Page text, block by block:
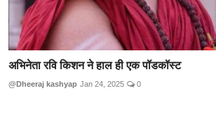
अभिनेता रवि किशन ने हाल ही एक पॉडकॉस्ट
@Dheeraj kashyap Jan 24, 2025 0